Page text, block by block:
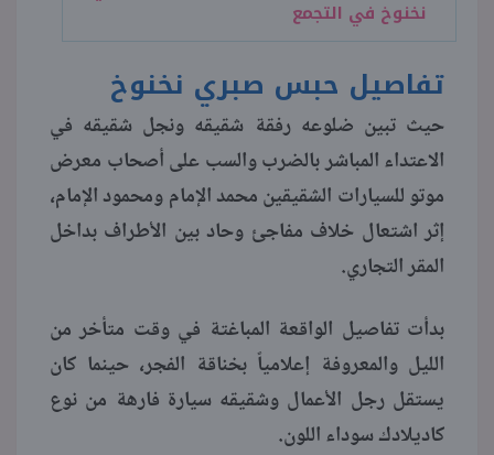
نخنوخ في التجمع
تفاصيل حبس صبري نخنوخ
حيث تبين ضلوعه رفقة شقيقه ونجل شقيقه في
الاعتداء المباشر بالضرب والسب على أصحاب معرض
موتو للسيارات الشقيقين محمد الإمام ومحمود الإمام،
إثر اشتعال خلاف مفاجئ وحاد بين الأطراف بداخل
المقر التجاري.
بدأت تفاصيل الواقعة المباغتة في وقت متأخر من
الليل والمعروفة إعلامياً بخناقة الفجر، حينما كان
يستقل رجل الأعمال وشقيقه سيارة فارهة من نوع
كاديلادك سوداء اللون.